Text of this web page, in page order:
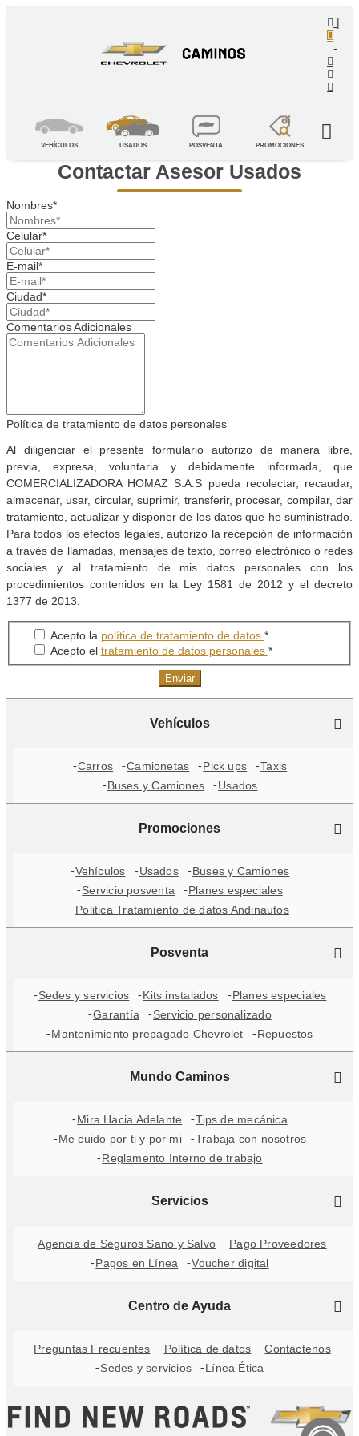
|
-
VEHÍCULOS USADOS POSVENTA PROMOCIONES
Contactar Asesor Usados
Nombres*
Celular*
E-mail*
Ciudad*
Comentarios Adicionales
Política de tratamiento de datos personales
Al diligenciar el presente formulario autorizo de manera libre,
previa, expresa, voluntaria y debidamente informada, que
COMERCIALIZADORA HOMAZ S.A.S pueda recolectar, recaudar,
almacenar, usar, circular, suprimir, transferir, procesar, compilar, dar
tratamiento, actualizar y disponer de los datos que he suministrado.
Para todos los efectos legales, autorizo la recepción de información
a través de llamadas, mensajes de texto, correo electrónico o redes
sociales y al tratamiento de mis datos personales con los
procedimientos contenidos en la Ley 1581 de 2012 y el decreto
1377 de 2013.
Acepto la política de tratamiento de datos *
Acepto el tratamiento de datos personales *
Enviar
Vehículos
Carros Camionetas Pick ups
Taxis
Buses y Camiones
Usados
Promociones
Vehículos Usados
Buses y Camiones
Servicio posventa
Planes especiales
Politica Tratamiento de datos Andinautos
Posventa
Sedes y servicios Kits instalados
Planes especiales
Garantía
Servicio personalizado
Mantenimiento prepagado Chevrolet
Repuestos
Mundo Caminos
Mira Hacia Adelante
Tips de mecánica
Me cuido por ti y por mi
Trabaja con nosotros
Reglamento Interno de trabajo
Servicios
Agencia de Seguros Sano y Salvo
Pago Proveedores
Pagos en Línea
Voucher digital
Centro de Ayuda
Preguntas Frecuentes Política de datos
Contáctenos
Sedes y servicios
Línea Ética